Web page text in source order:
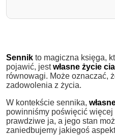
Sennik to magiczna księga,
pojawić, jestwłasne życie
równowagi. Może oznaczać,
zadowolenia z życia.
W kontekście sennika,
powinniśmy poświęcić
prawdziwe ja, a jego stan
zaniedbujemy jakiegoś